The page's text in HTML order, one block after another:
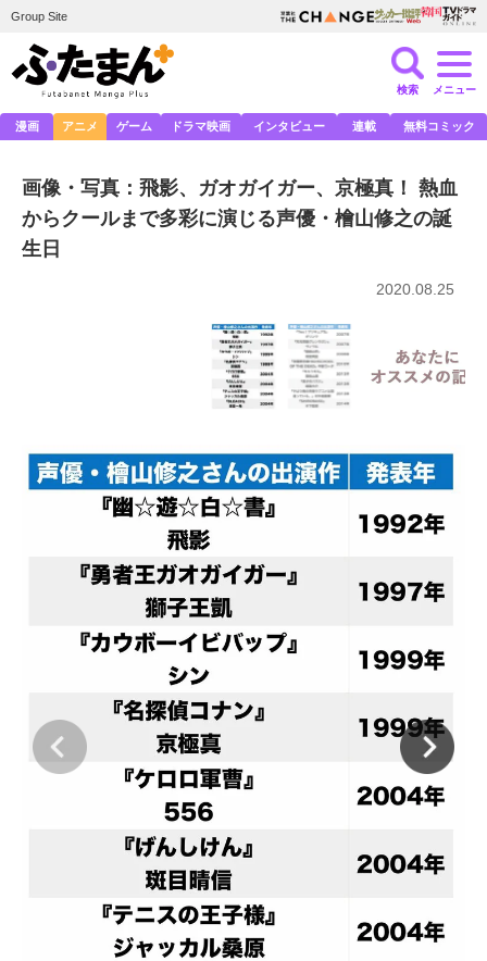
Group Site
検索 メニュー
漫画 アニメ ゲーム ドラマ映画 インタビュー 連載 無料コミック
画像・写真：飛影、ガオガイガー、京極真！ 熱血
からクールまで多彩に演じる声優・檜山修之の誕
生日
2020.08.25